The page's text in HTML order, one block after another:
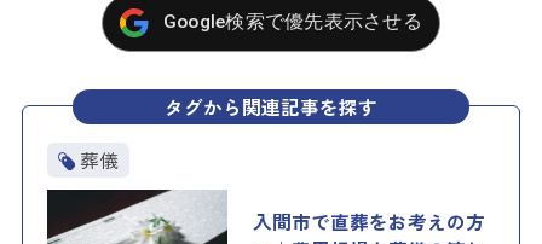
Google検索で優先表示させる
タグから関連記事を探す
葬儀
入間市で直葬をお考えの方